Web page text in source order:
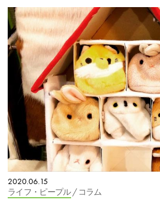
2020.06.15
ライフ・ピープル/ コラム